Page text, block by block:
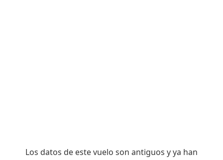
Los datos de este vuelo son antiguos y ya han